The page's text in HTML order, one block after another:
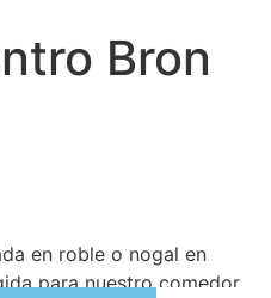
Bron
en roble o nogal en
para nuestro comedor.